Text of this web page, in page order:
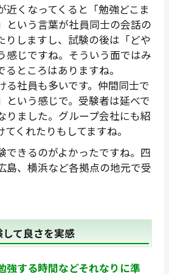
くなってくると「勉強どこま
という言葉が社員同士の会話の
りしますし、試験の後は「どや
感じですね。そういう面ではみ
ところはありますね。
る社員も多いです。仲間同士で
という感じで。受験者は延べで
りました。グループ会社にも紹
くれたりもしてますね。
できるのがよかったですね。四
島、横浜など各拠点の地元で受
て良さを実感
強する時間などそれなりに準